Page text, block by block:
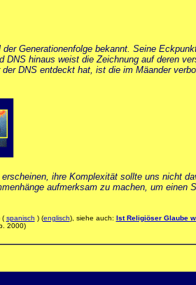
Generationenfolge bekannt. Seine
DNS hinaus weist die Zeichnung auf deren
DNS entdeckt hat, ist die im Mäander
ihre Komplexität sollte uns nicht
aufmerksam zu machen, um
( spanisch ) (englisch), siehe auch: Ist Religiöser Glaube
2000)